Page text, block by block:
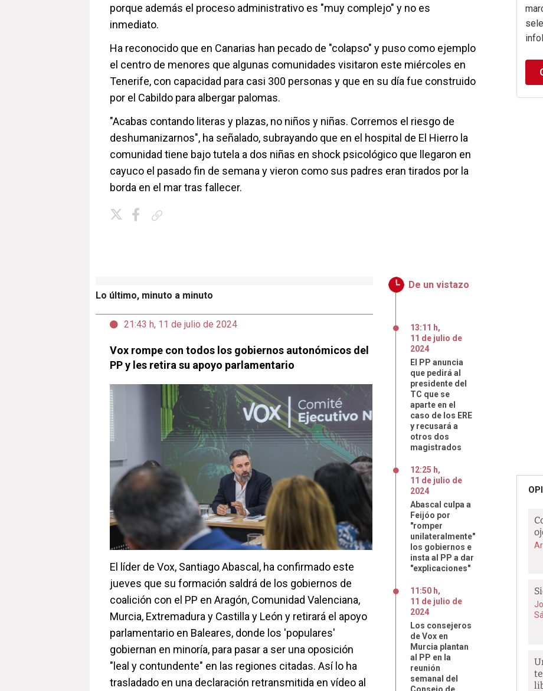
porque además el proceso administrativo es "muy complejo" y no es
inmediato.
Ha reconocido que en Canarias han pecado de "colapso" y puso como ejemplo
el centro de menores que algunas comunidades visitaron este miércoles en
Tenerife, con capacidad para casi 300 personas y que en su día fue construido
por el Cabildo para albergar palomas.
"Acabas contando literas y plazas, no niños y niñas. Corremos el riesgo de
deshumanizarnos", ha señalado, subrayando que en el hospital de El Hierro la
comunidad tiene bajo tutela a dos niñas en shock psicológico que llegaron en
cayuco el pasado fin de semana y vieron como sus padres eran tirados por la
borda en el mar tras fallecer.
Lo último, minuto a minuto
21:43 h, 11 de julio de 2024
Vox rompe con todos los gobiernos autonómicos del
PP y les retira su apoyo parlamentario
El líder de Vox, Santiago Abascal, ha confirmado este
jueves que su formación saldrá de los gobiernos de
coalición con el PP en Aragón, Comunidad Valenciana,
Murcia, Extremadura y Castilla y León y retirará el apoyo
parlamentario en Baleares, donde los 'populares'
gobiernan en minoría, para pasar a ser una oposición
"leal y contundente" en las regiones citadas. Así lo ha
trasladado en una declaración retransmitida en vídeo al
De un vistazo
13:11 h,
11 de julio de
2024
El PP anuncia
que pedirá al
presidente del
TC que se
aparte en el
caso de los ERE
y recusará a
otros dos
magistrados
12:25 h,
11 de julio de
2024
Abascal culpa a
Feijóo por
"romper
unilateralmente"
los gobiernos e
insta al PP a dar
"explicaciones"
11:50 h,
11 de julio de
2024
Los consejeros
de Vox en
Murcia plantan
al PP en la
reunión
semanal del